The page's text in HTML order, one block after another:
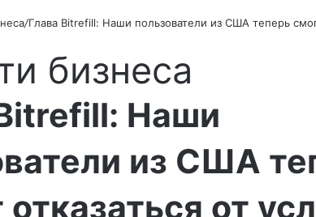
/Глава Bitrefill: Наши пользователи из США теперь
бизнеса
Наши
из США
от